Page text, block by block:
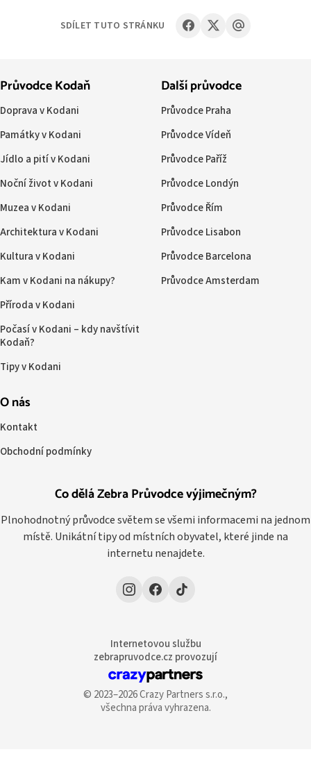
SDÍLET TUTO STRÁNKU
Co dělá Zebra Průvodce výjimečným?
Plnohodnotný průvodce světem se všemi informacemi na jednom
místě. Unikátní tipy od místních obyvatel, které jinde na
internetu nenajdete.
Průvodce Kodaň
Doprava v Kodani
Památky v Kodani
Jídlo a pití v Kodani
Noční život v Kodani
Muzea v Kodani
Architektura v Kodani
Kultura v Kodani
Kam v Kodani na nákupy?
Příroda v Kodani
Počasí v Kodani – kdy navštívit
Kodaň?
Tipy v Kodani
Další průvodce
Průvodce Praha
Průvodce Vídeň
Průvodce Paříž
Průvodce Londýn
Průvodce Řím
Průvodce Lisabon
Průvodce Barcelona
Průvodce Amsterdam
O nás
Kontakt
Obchodní podmínky
Internetovou službu
zebrapruvodce.cz provozují
© 2023–2026 Crazy Partners s.r.o.,
všechna práva vyhrazena.